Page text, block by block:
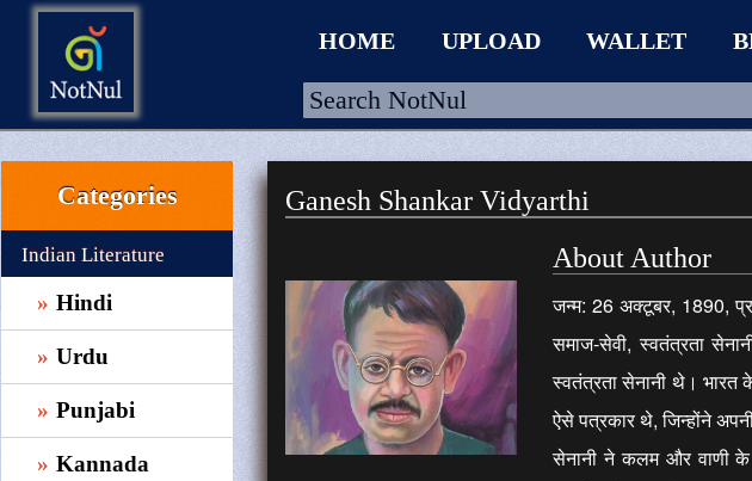
HOME
UPLOAD
WALLET
BLOG
ARRIVALS
CATEGORIES >
HOME UPLOAD WALLET
Categories
Indian Literature
Hindi
Urdu
Punjabi
Kannada
Ganesh Shankar Vidyarthi
About Author
जन्म: 26 अक्टूबर, 1890,
समाज-सेवी, स्वतंत्रता
स्वतंत्रता सेनानी थे। भारत
ऐसे पत्रकार थे, जिन्होंने
सेनानी ने कलम और वाणी के